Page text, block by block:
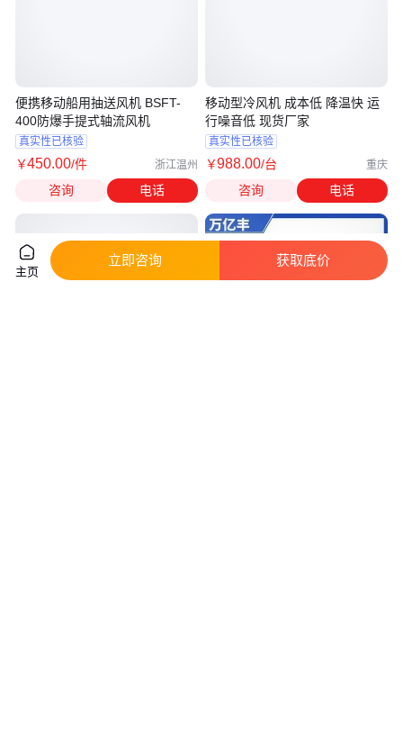
便携移动船用抽送风机 BSFT-
400防爆手提式轴流风机
真实性已核验
￥450.00/件 浙江温州
咨询 电话
移动型冷风机 成本低 降温快 运
行噪音低 现货厂家
真实性已核验
￥988.00/台 重庆
咨询 电话
主页
立即咨询 获取底价